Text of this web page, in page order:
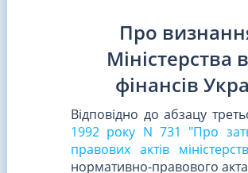
Про
Міністерства
фінансів
Відповідно до абзацу
1992 року N 731 "Про
правових актів
нормативно-правового акта